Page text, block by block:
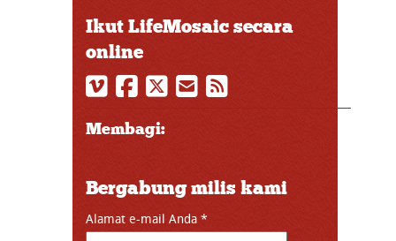
Ikut LifeMosaic secara
online
Membagi:
Bergabung milis kami
Alamat e-mail Anda *